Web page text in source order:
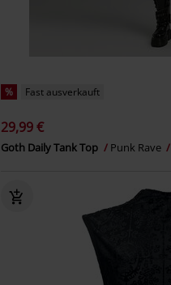
% Fast ausverkauft
29,99 €
Goth Daily Tank Top Punk Rave